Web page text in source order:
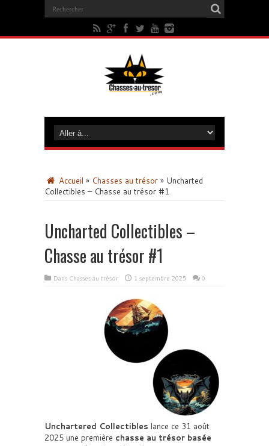
Accueil » Chasses au trésor » Uncharted
Collectibles – Chasse au trésor #1
Uncharted Collectibles –
Chasse au trésor #1
Dans Chasses au trésor 1 septembre 2025 0
Unchartered Collectibles lance ce 31 août
2025 une première chasse au trésor basée